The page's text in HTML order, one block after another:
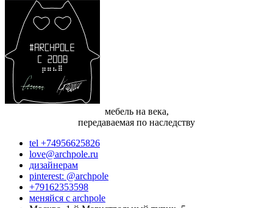
мебель на века,
передаваемая по наследству
tel +74956625826
love@archpole.ru
дизайнерам
pinterest: @archpole
+79162353598
меняйся с аrchpole